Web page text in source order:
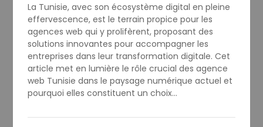
La Tunisie, avec son écosystème digital en pleine
effervescence, est le terrain propice pour les
agences web qui y prolifèrent, proposant des
solutions innovantes pour accompagner les
entreprises dans leur transformation digitale. Cet
article met en lumière le rôle crucial des agence
web Tunisie dans le paysage numérique actuel et
pourquoi elles constituent un choix…